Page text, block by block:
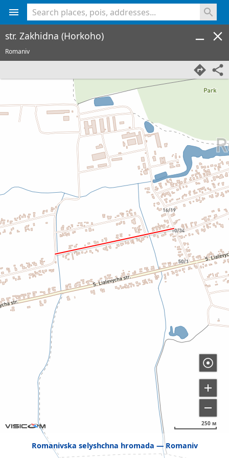
Romanivska selyshchna hromada Romaniv
250 м
str. Zakhidna (Horkoho)
Romaniv
<% console.log(hcard) %>